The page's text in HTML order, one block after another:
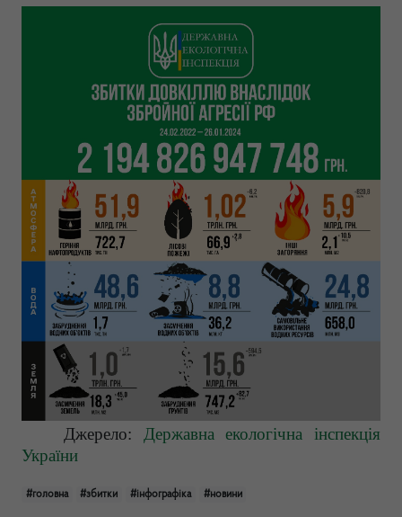
Джерело: Державна екологічна інспекція
України
#головна #збитки #інфографіка #новини